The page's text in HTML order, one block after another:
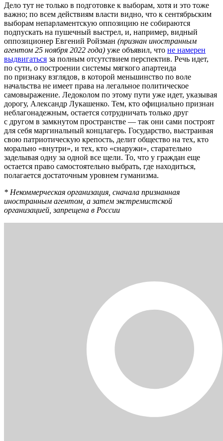
Дело тут не только в подготовке к выборам, хотя и это тоже
важно; по всем действиям власти видно, что к сентябрьским
выборам непарламентскую оппозицию не собираются
подпускать на пушечный выстрел, и, например, видный
оппозиционер Евгений Ройзман (признан иностранным
агентом 25 ноября 2022 года) уже объявил, что не намерен
выдвигаться за полным отсутствием перспектив. Речь идет,
по сути, о построении системы мягкого апартеида
по признаку взглядов, в которой меньшинство по воле
начальства не имеет права на легальное политическое
самовыражение. Ледоколом по этому пути уже идет, указывая
дорогу, Александр Лукашенко. Тем, кто официально признан
неблагонадежным, остается сотрудничать только друг
с другом в замкнутом пространстве — так они сами построят
для себя маргинальный концлагерь. Государство, выстраивая
свою патриотическую крепость, делит общество на тех, кто
морально «внутри», и тех, кто «снаружи», старательно
заделывая одну за одной все щели. То, что у граждан еще
остается право самостоятельно выбрать, где находиться,
полагается достаточным уровнем гуманизма.
* Некоммерческая организация, сначала признанная
иностранным агентом, а затем экстремистской
организацией, запрещена в России